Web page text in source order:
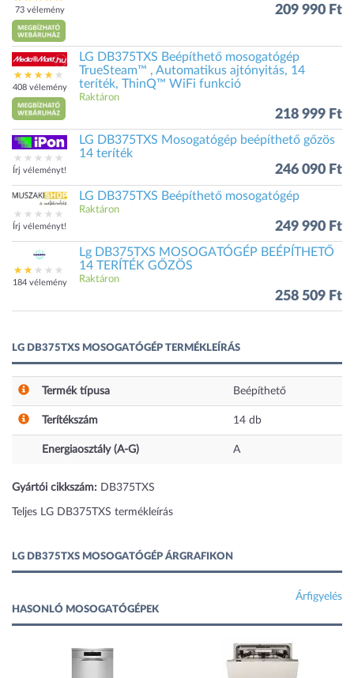
73 vélemény 209 990 Ft
408 vélemény
LG DB375TXS Beépíthető mosogatógép
TrueSteam™ , Automatikus ajtónyitás, 14
teríték, ThinQ™ WiFi funkció
Raktáron
218 999 Ft
Írj véleményt!
LG DB375TXS Mosogatógép beépíthető gőzös
14 teríték
246 090 Ft
Írj véleményt!
LG DB375TXS Beépíthető mosogatógép
Raktáron
249 990 Ft
184 vélemény
Lg DB375TXS MOSOGATÓGÉP BEÉPÍTHETŐ
14 TERÍTÉK GŐZÖS
Raktáron
258 509 Ft
LG DB375TXS MOSOGATÓGÉP TERMÉKLEÍRÁS
Termék típusa Beépíthető
Terítékszám 14 db
Energiaosztály (A-G) A
Gyártói cikkszám: DB375TXS
Teljes LG DB375TXS termékleírás
LG DB375TXS MOSOGATÓGÉP ÁRGRAFIKON
Árfigyelés
HASONLÓ MOSOGATÓGÉPEK